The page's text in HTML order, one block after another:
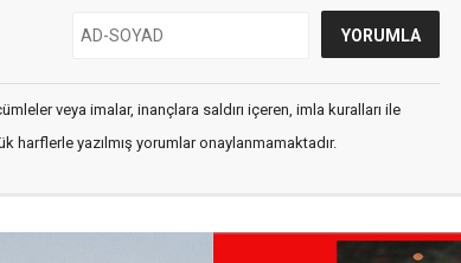
veya imalar, inançlara saldırı içeren, imla kuralları ile
harflerle yazılmış yorumlar onaylanmamaktadır.